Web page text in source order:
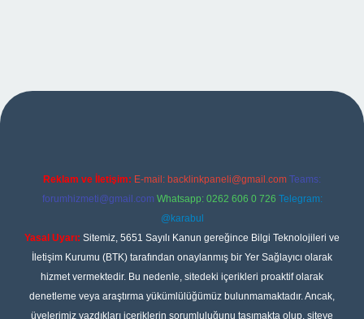
giriş
Reklam ve İletişim: E-mail: backlinkpaneli@gmail.com Teams:
forumhizmeti@gmail.com Whatsapp: 0262 606 0 726 Telegram:
@karabul
Yasal Uyarı: Sitemiz, 5651 Sayılı Kanun gereğince Bilgi Teknolojileri ve
İletişim Kurumu (BTK) tarafından onaylanmış bir Yer Sağlayıcı olarak
hizmet vermektedir. Bu nedenle, sitedeki içerikleri proaktif olarak
denetleme veya araştırma yükümlülüğümüz bulunmamaktadır. Ancak,
üyelerimiz yazdıkları içeriklerin sorumluluğunu taşımakta olup, siteye